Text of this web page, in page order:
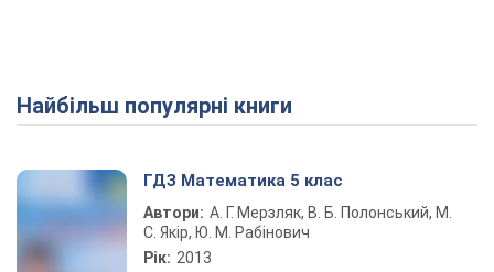
Найбільш популярні книги
ГДЗ Математика 5 клас
Автори: А. Г. Мерзляк, В. Б. Полонський, М.
С. Якір, Ю. М. Рабінович
Рік: 2013